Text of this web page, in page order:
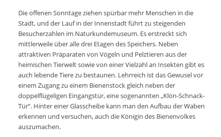
Die offenen Sonntage ziehen spürbar mehr Menschen in die
Stadt, und der Lauf in der Innenstadt führt zu steigenden
Besucherzahlen im Naturkundemuseum. Es erstreckt sich
mittlerweile über alle drei Etagen des Speichers. Neben
attraktiven Präparaten von Vögeln und Pelztieren aus der
heimischen Tierwelt sowie von einer Vielzahl an Insekten gibt es
auch lebende Tiere zu bestaunen. Lehrreich ist das Gewusel vor
einem Zugang zu einem Bienenstock gleich neben der
doppelflügeligen Eingangstür, eine sogenannten „Klön-Schnack-
Tür“. Hinter einer Glasscheibe kann man den Aufbau der Waben
erkennen und versuchen, auch die Königin des Bienenvolkes
auszumachen.